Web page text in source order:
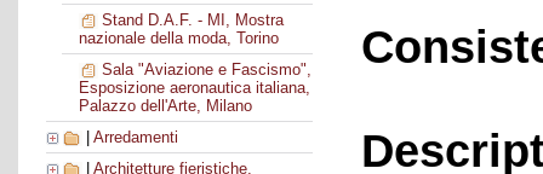
Stand D.A.F. - MI, Mostra
nazionale della moda, Torino
Sala "Aviazione e Fascismo",
Esposizione aeronautica italiana,
Palazzo dell'Arte, Milano
Arredamenti
Architetture fieristiche,